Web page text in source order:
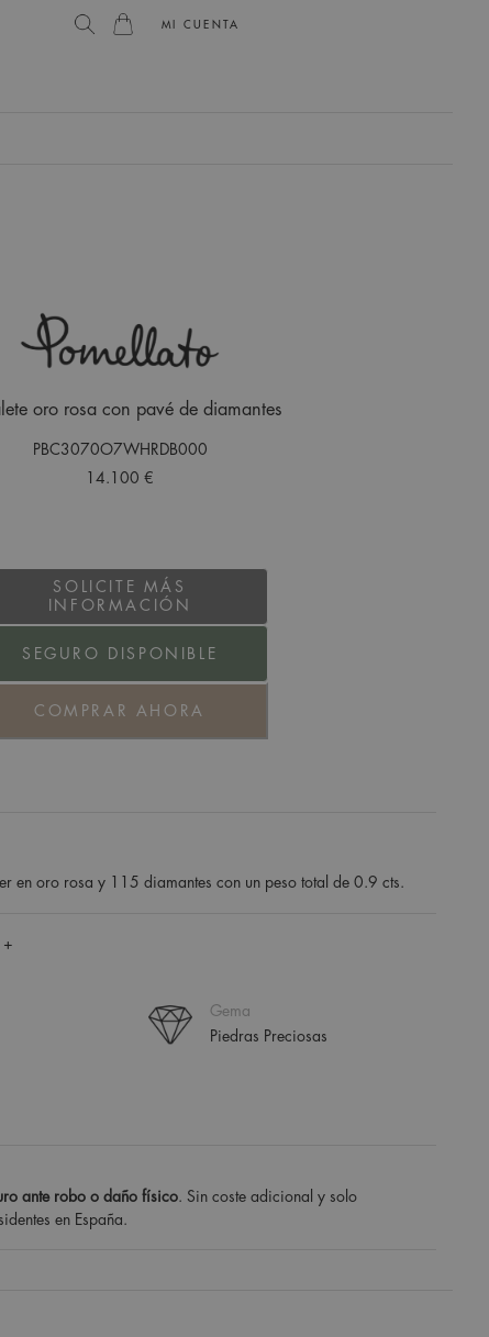
MI CUENTA
oro rosa con pavé de diamantes
PBC3070O7WHRDB000
14.100 €
SOLICITE MÁS
INFORMACIÓN
SEGURO DISPONIBLE
COMPRAR AHORA
en oro rosa y 115 diamantes con un peso total de 0.9 cts.
Gema
Piedras Preciosas
ante robo o daño físico. Sin coste adicional y solo
en España.